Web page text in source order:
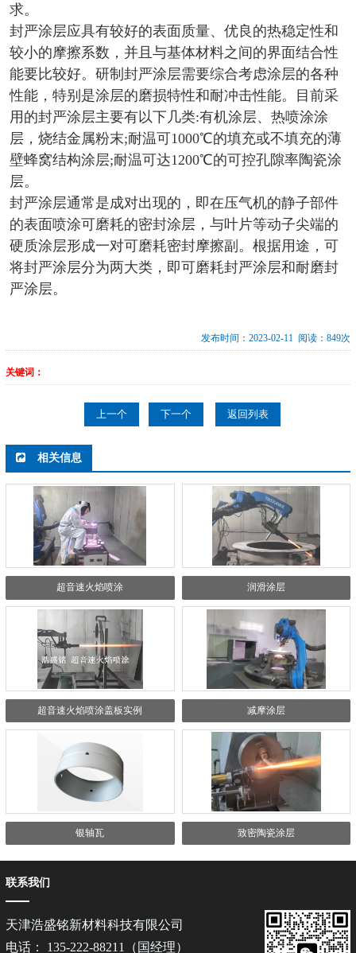
求。
封严涂层应具有较好的表面质量、优良的热稳定性和
较小的摩擦系数，并且与基体材料之间的界面结合性
能要比较好。研制封严涂层需要综合考虑涂层的各种
性能，特别是涂层的磨损特性和耐冲击性能。目前采
用的封严涂层主要有以下几类:有机涂层、热喷涂涂
层，烧结金属粉末;耐温可1000℃的填充或不填充的薄
壁蜂窝结构涂层;耐温可达1200℃的可控孔隙率陶瓷涂
层。
封严涂层通常是成对出现的，即在压气机的静子部件
的表面喷涂可磨耗的密封涂层，与叶片等动子尖端的
硬质涂层形成一对可磨耗密封摩擦副。根据用途，可
将封严涂层分为两大类，即可磨耗封严涂层和耐磨封
严涂层。
发布时间：2023-02-11 阅读：849次
关键词：
上一个 下一个 返回列表
相关信息
超音速火焰喷涂 润滑涂层
超音速火焰喷涂盖板实例 减摩涂层
银轴瓦 致密陶瓷涂层
联系我们
天津浩盛铭新材料科技有限公司
电话： 135-222-88211（国经理）